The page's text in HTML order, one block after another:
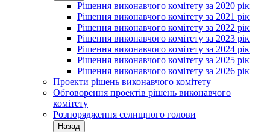
Рішення виконавчого комітету за 2020 рік
Рішення виконавчого комітету за 2021 рік
Рішення виконавчого комітету за 2022 рік
Рішення виконавчого комітету за 2023 рік
Рішення виконавчого комітету за 2024 рік
Рішення виконавчого комітету за 2025 рік
Рішення виконавчого комітету за 2026 рік
Проекти рішень виконавчого комітету
Обговорення проектів рішень виконавчого
комітету
Розпорядження селищного голови
Назад